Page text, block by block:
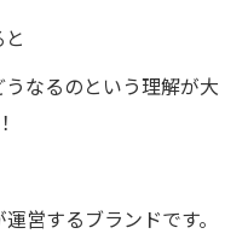
なるのという理解が大
運営するブランドです。